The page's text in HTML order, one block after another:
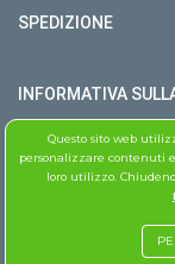
SPEDIZIONE
INFORMATIVA
COPYRIGHT ©
TUTTI I DIRITTI
ASSISTENZA
Questo sito web
personalizzare contenuti
loro utilizzo.